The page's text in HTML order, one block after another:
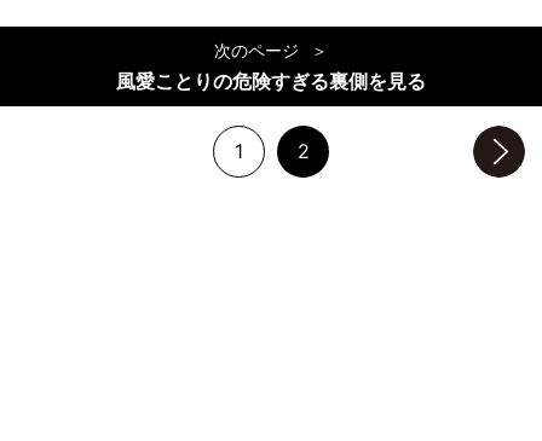
次のページ
風愛ことりの危険すぎる裏側を見る
1 2